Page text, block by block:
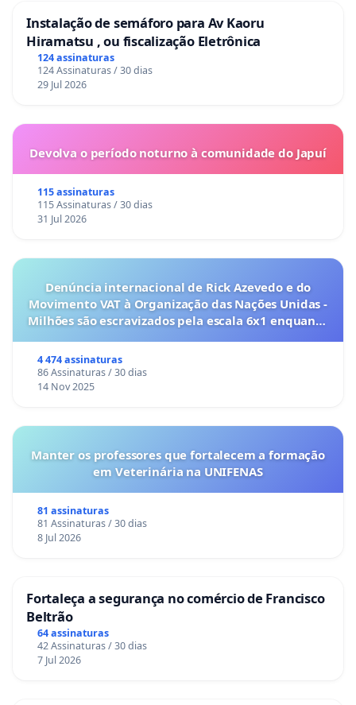
Instalação de semáforo para Av Kaoru
Hiramatsu , ou fiscalização Eletrônica
124 assinaturas
124 Assinaturas / 30 dias
29 Jul 2026
Devolva o período noturno à comunidade do Japuí
115 assinaturas
115 Assinaturas / 30 dias
31 Jul 2026
Denúncia internacional de Rick Azevedo e do
Movimento VAT à Organização das Nações Unidas -
Milhões são escravizados pela escala 6x1 enquanto
4 474 assinaturas
86 Assinaturas / 30 dias
14 Nov 2025
Manter os professores que fortalecem a formação
em Veterinária na UNIFENAS
81 assinaturas
81 Assinaturas / 30 dias
8 Jul 2026
Fortaleça a segurança no comércio de Francisco
Beltrão
64 assinaturas
42 Assinaturas / 30 dias
7 Jul 2026